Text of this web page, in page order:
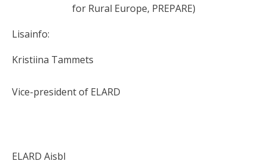
for Rural Europe, PREPARE)
Lisainfo:
Kristiina Tammets
Vice-president of ELARD
ELARD Aisbl